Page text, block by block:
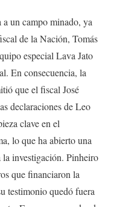
a un campo minado, ya
de la Nación, Tomás
especial Lava Jato
En consecuencia, la
que el fiscal José
declaraciones de Leo
clave en el
lo que ha abierto una
investigación. Pinheiro
que financiaron la
testimonio quedó fuera